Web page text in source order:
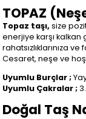
TOPAZ
Topaz taşı,size
enerjiye karşı
rahatsızlıklarınıza
Cesaret, neşe ve
Uyumlu Burçlar ;
Uyumlu Çakralar ;
Doğal Taş